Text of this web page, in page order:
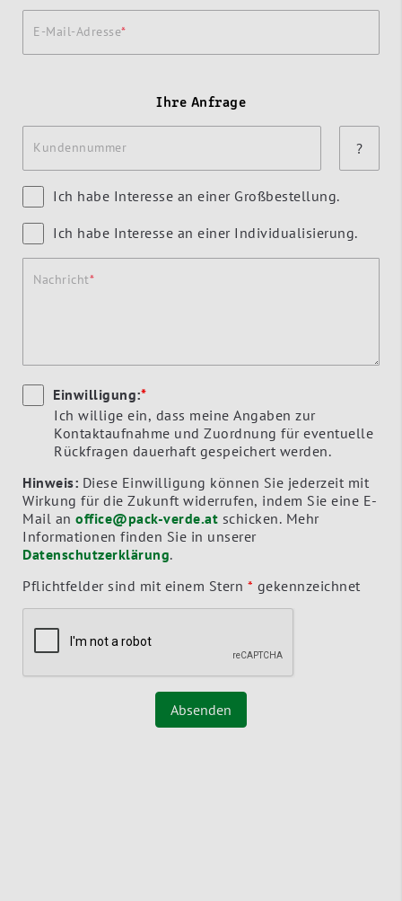
E-Mail-Adresse
Ihre Anfrage
Kundennummer ?
Ich habe Interesse an einer Großbestellung.
Ich habe Interesse an einer Individualisierung.
Nachricht
Einwilligung:*
Ich willige ein, dass meine Angaben zur
Kontaktaufnahme und Zuordnung für eventuelle
Rückfragen dauerhaft gespeichert werden.
Hinweis: Diese Einwilligung können Sie jederzeit mit
Wirkung für die Zukunft widerrufen, indem Sie eine E-
Mail an office@pack-verde.at
Informationen finden Sie in unserer
Datenschutzerklärung.
Pflichtfelder sind mit einem Stern * gekennzeichnet
Absenden